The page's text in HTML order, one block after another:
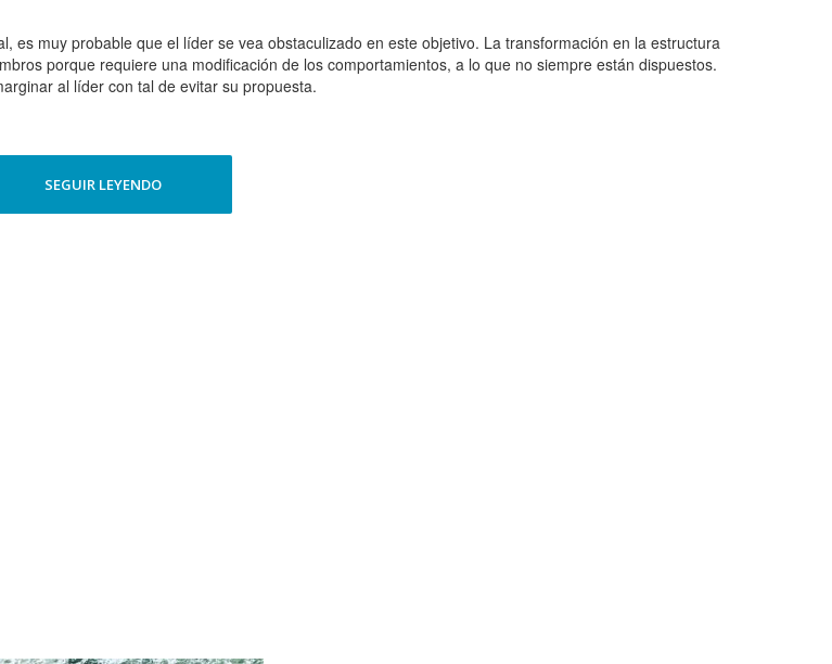
es muy probable que el líder se vea obstaculizado en este objetivo. La transformación en la estructura
porque requiere una modificación de los comportamientos, a lo que no siempre están dispuestos.
al líder con tal de evitar su propuesta.
SEGUIR LEYENDO